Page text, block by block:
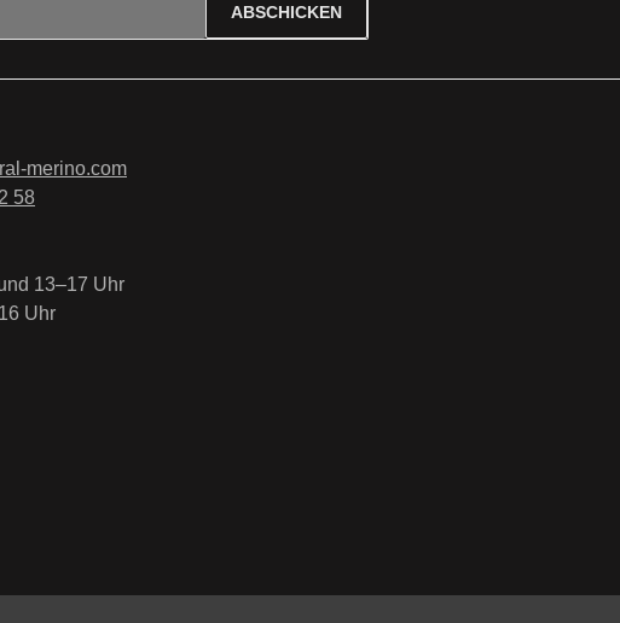
ABSCHICKEN
die
*
(*) markierten Felder sind Pflichtfelder.
merino.com
58
13–17 Uhr
Uhr